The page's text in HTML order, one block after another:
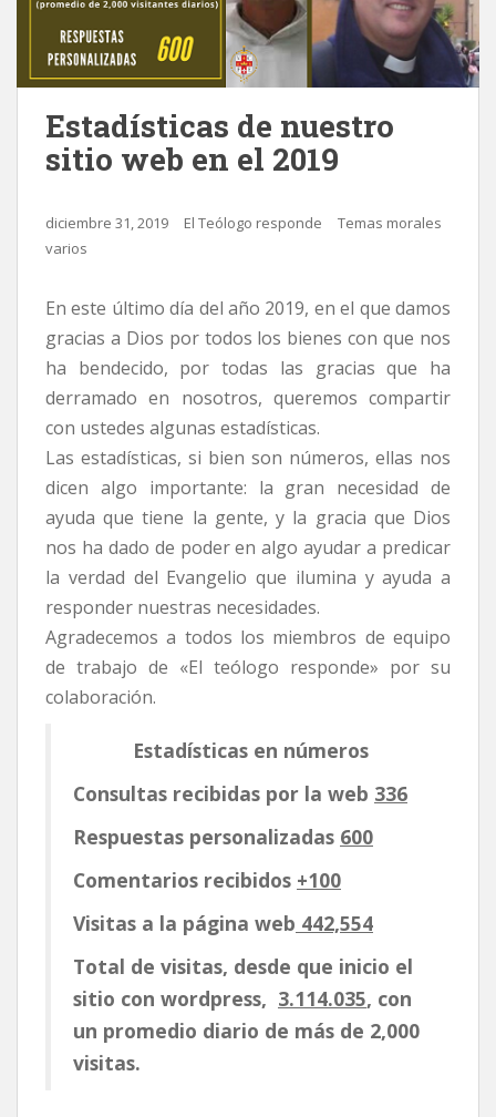
Estadísticas de nuestro
sitio web en el 2019
diciembre 31, 2019 El Teólogo responde
Temas morales
varios
En este último día del año 2019, en el que damos
gracias a Dios por todos los bienes con que nos
ha bendecido, por todas las gracias que ha
derramado en nosotros, queremos compartir
con ustedes algunas estadísticas.
Las estadísticas, si bien son números, ellas nos
dicen algo importante: la gran necesidad de
ayuda que tiene la gente, y la gracia que Dios
nos ha dado de poder en algo ayudar a predicar
la verdad del Evangelio que ilumina y ayuda a
responder nuestras necesidades.
Agradecemos a todos los miembros de equipo
de trabajo de «El teólogo responde» por su
colaboración.
Estadísticas en números
Consultas recibidas por la web 336
Respuestas personalizadas 600
Comentarios recibidos +100
Visitas a la página web 442,554
Total de visitas, desde que inicio el
sitio con wordpress, 3.114.035, con
un promedio diario de más de 2,000
visitas.